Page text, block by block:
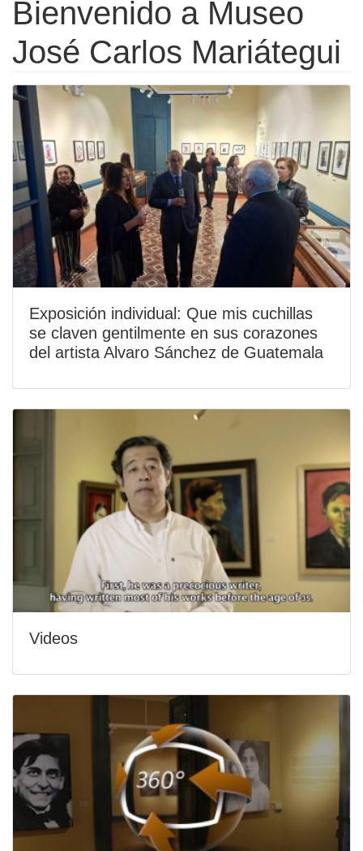
Bienvenido a Museo
José Carlos Mariátegui
Exposición individual: Que mis cuchillas
se claven gentilmente en sus corazones
del artista Alvaro Sánchez de Guatemala
Videos